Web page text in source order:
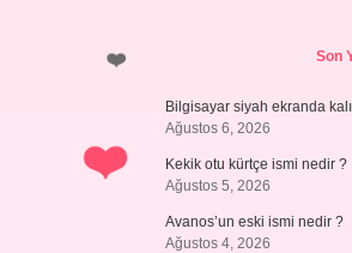
SidebarSon
Bilgisayar siyah ekranda
Ağustos 6, 2026
Kekik otu kürtçe ismi nedir ?
Ağustos 5, 2026
Avanos’un eski ismi nedir ?
Ağustos 4, 2026